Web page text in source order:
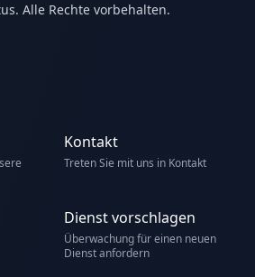
Alle Rechte vorbehalten.
Kontakt
Treten Sie mit uns in Kontakt
Dienst vorschlagen
Überwachung für einen neuen
Dienst anfordern